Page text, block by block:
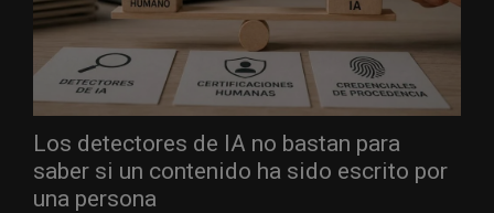
Los detectores de IA no bastan para
saber si un contenido ha sido escrito por
una persona